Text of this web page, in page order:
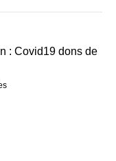
: Covid19 dons de